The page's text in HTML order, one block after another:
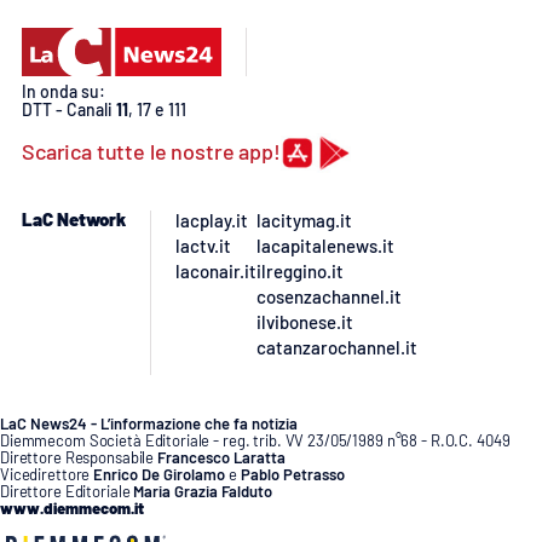
Buona Sanità Calabria
LA
CALABRIAVISIONE
Destinazioni
LAC
NETWORK
In onda su:
DTT - Canali 11, 17 e 111
Scarica tutte le nostre app!
LaC Network
lacplay.it
lactv.it
laconair.it
lacitymag.it
lacapitalenews.it
ilreggino.it
cosenzachannel.it
ilvibonese.it
catanzarochannel.it
LaC News24 - L’informazione che fa notizia
Diemmecom Società Editoriale - reg. trib. VV 23/05/1989 n°68 - R.O.C. 4049
Direttore Responsabile Francesco Laratta
Vicedirettore Enrico De GirolamoePablo Petrasso
Direttore Editoriale Maria Grazia Falduto
www.diemmecom.it